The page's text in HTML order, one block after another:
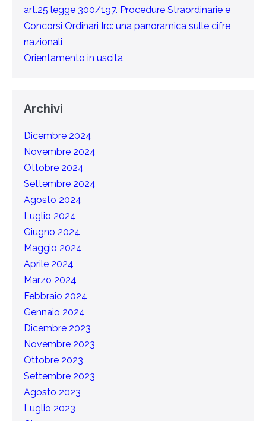
art.25 legge 300/197. Procedure Straordinarie e
Concorsi Ordinari Irc: una panoramica sulle cifre
nazionali
Orientamento in uscita
Archivi
Dicembre 2024
Novembre 2024
Ottobre 2024
Settembre 2024
Agosto 2024
Luglio 2024
Giugno 2024
Maggio 2024
Aprile 2024
Marzo 2024
Febbraio 2024
Gennaio 2024
Dicembre 2023
Novembre 2023
Ottobre 2023
Settembre 2023
Agosto 2023
Luglio 2023